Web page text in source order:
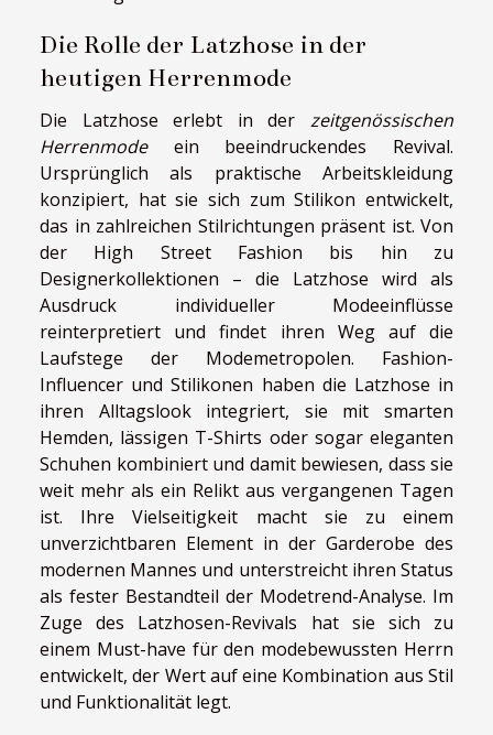
Die Rolle der Latzhose in der
heutigen Herrenmode
Die Latzhose erlebt in der zeitgenössischen
Herrenmodeein beeindruckendes Revival.
Ursprünglich als praktische Arbeitskleidung
konzipiert, hat sie sich zum Stilikon entwickelt,
das in zahlreichen Stilrichtungen präsent ist. Von
der High Street Fashion bis hin zu
Designerkollektionen – die Latzhose wird als
Ausdruck individueller Modeeinflüsse
reinterpretiert und findet ihren Weg auf die
Laufstege der Modemetropolen. Fashion-
Influencer und Stilikonen haben die Latzhose in
ihren Alltagslook integriert, sie mit smarten
Hemden, lässigen T-Shirts oder sogar eleganten
Schuhen kombiniert und damit bewiesen, dass sie
weit mehr als ein Relikt aus vergangenen Tagen
ist. Ihre Vielseitigkeit macht sie zu einem
unverzichtbaren Element in der Garderobe des
modernen Mannes und unterstreicht ihren Status
als fester Bestandteil der Modetrend-Analyse. Im
Zuge des Latzhosen-Revivals hat sie sich zu
einem Must-have für den modebewussten Herrn
entwickelt, der Wert auf eine Kombination aus Stil
und Funktionalität legt.